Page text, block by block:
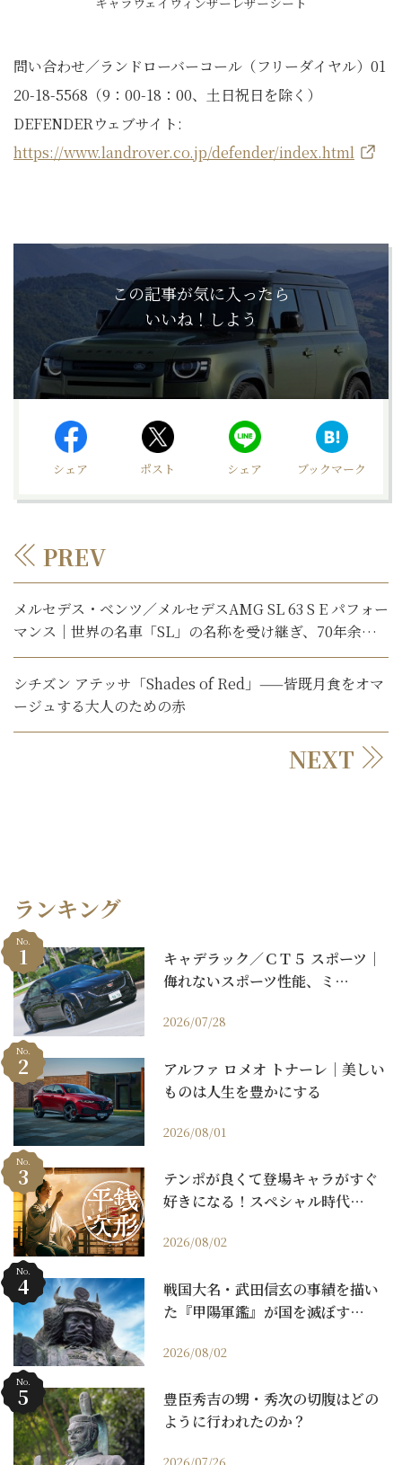
問い合わせ／ランドローバーコール（フリーダイヤル）01
20-18-5568（9：00-18：00、土日祝日を除く）
DEFENDERウェブサイト:
https://www.landrover.co.jp/defender/index.html
この記事が気に入ったら
いいね！しよう
シェア ポスト シェア ブックマーク
メルセデス・ベンツ／メルセデスAMG SL 63 S E パフォー
マンス｜世界の名車「SL」の名称を受け継ぎ、70年余最
新モデルはプラグインハイブリッド。【石川真禧照の名車
を利く】
PREV
シチズン アテッサ「Shades of Red」——皆既月食をオマ
ージュする大人のための赤
NEXT
ランキング
キャデラック／ＣＴ５ スポーツ｜
侮れないスポーツ性能、ミ…
2026/07/28
No.
アルファ ロメオ トナーレ｜美しい
ものは人生を豊かにする
2026/08/01
No.
テンポが良くて登場キャラがすぐ
好きになる！スペシャル時代…
2026/08/02
No.
戦国大名・武田信玄の事績を描い
た『甲陽軍鑑』が国を滅ぼす…
2026/08/02
No.
豊臣秀吉の甥・秀次の切腹はどの
ように行われたのか？
No.